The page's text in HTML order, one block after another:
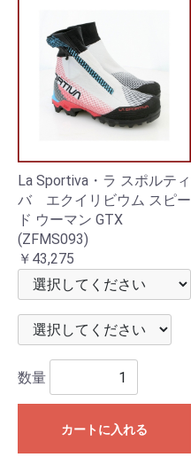
La Sportiva・ラ スポルティ
バ エクイリビウム スピー
ド ウーマン GTX
(ZFMS093)
￥43,275
数量
カートに入れる